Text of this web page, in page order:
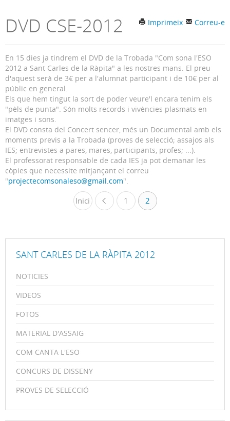
Correu-e
Imprimeix
DVD CSE-2012
En 15 dies ja tindrem el DVD de la Trobada "Com sona l'ESO
2012 a Sant Carles de la Ràpita" a les nostres mans. El preu
d'aquest serà de 3€ per a l'alumnat participant i de 10€ per al
públic en general.
Els que hem tingut la sort de poder veure'l encara tenim els
"pèls de punta". Són molts records i vivències plasmats en
imatges i sons.
El DVD consta del Concert sencer, més un Documental amb els
moments previs a la Trobada (proves de selecció; assajos als
IES; entrevistes a pares, mares, participants, profes; ...).
El professorat responsable de cada IES ja pot demanar les
còpies que necessite mitjançant el correu
"projectecomsonaleso@gmail.com".
Inici «
1 2
SANT CARLES DE LA RÀPITA 2012
NOTICIES
VIDEOS
FOTOS
MATERIAL D'ASSAIG
COM CANTA L'ESO
CONCURS DE DISSENY
PROVES DE SELECCIÓ